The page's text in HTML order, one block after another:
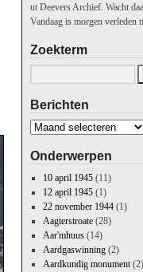
ut Deevers Archief. Wacht
Vandaag is morgen verleden
Zoekterm
Berichten
Onderwerpen
10 april 1945(11)
12 april 1945(1)
22 november 1944(1)
Aagterstroate(28)
Aar'mhuus(14)
Aardgaswinning(2)
Aardkundig monument(2)